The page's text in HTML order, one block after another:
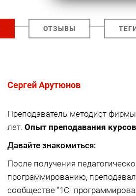
ОТЗЫВЫ
Cергей Арутюнов
Преподаватель-методист
лет. Опыт преподавания
Давайте знакомиться:
После получения
программированию,
сообществе "1С"